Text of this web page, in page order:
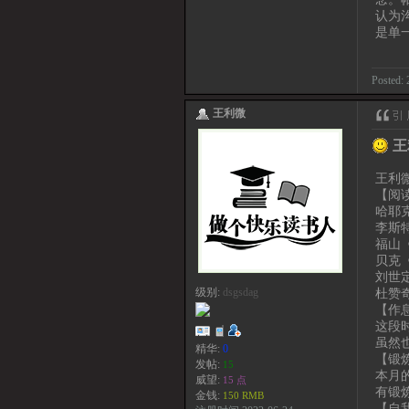
认为
是单
Posted:
王利微
级别: dsgsdag
精华: 0
发帖: 15
威望: 15 点
金钱: 150 RMB
王利
【阅
哈耶
李斯
福山
贝克
刘世
杜赞
【作
这段
虽然
【锻
本月
有锻